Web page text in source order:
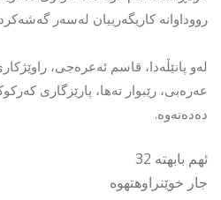
رووداوانە کاریگەرییان لەسەر
لەو پانێڵەدا، قاسم ئەعرەجی،
عەرەبی، رێبوار تەها، پارێزگاری
دەدەنەوە.
ئهم بابهته 32
جار خوێنراوهتهوه